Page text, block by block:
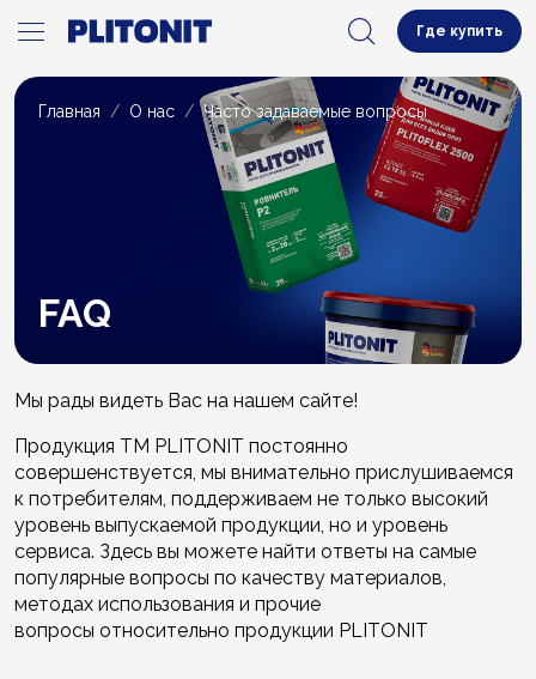
Где купить
Главная О нас Часто задаваемые вопросы
FAQ
Мы рады видеть Вас на нашем сайте!
Продукция ТМ PLITONIT постоянно
совершенствуется, мы внимательно прислушиваемся
к потребителям, поддерживаем не только высокий
уровень выпускаемой продукции, но и уровень
сервиса. Здесь вы можете найти ответы на самые
популярные вопросы по качеству материалов,
методах использования и прочие
вопросы относительно продукции PLITONIT